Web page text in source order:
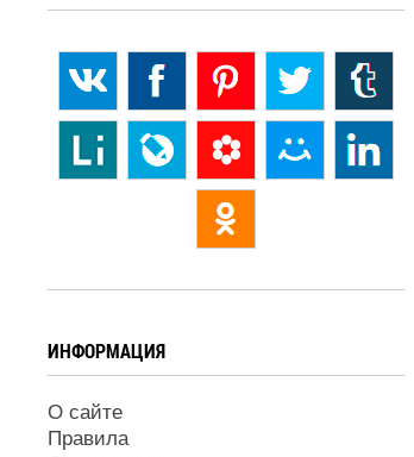
ИНФОРМАЦИЯ
О сайте
Правила